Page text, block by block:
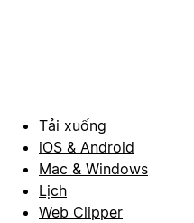
Tải xuống
iOS & Android
Mac & Windows
Lịch
Web Clipper